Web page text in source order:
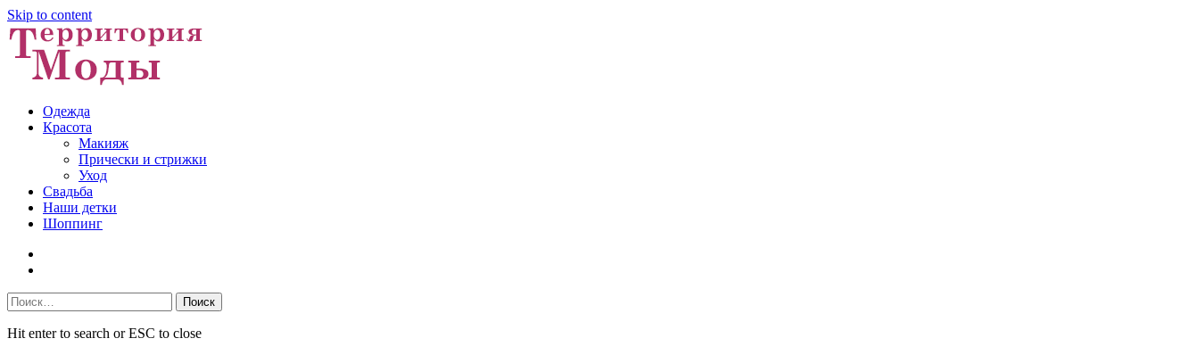
Skip to content
Одежда
Красота
Макияж
Прически и стрижки
Уход
Свадьба
Наши детки
Шоппинг
Найти:
Hit enter to search or ESC to close